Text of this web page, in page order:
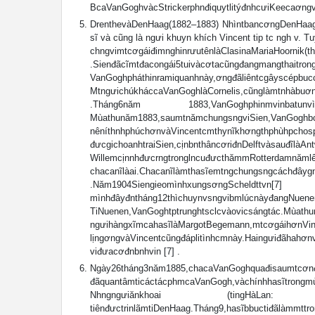
DrenthevàDenHaag(1882–1883)
sĩ và cũng là ngưi khuyn khích Vincent tip tc ngh v.
.Tháng6năm
viđưacơđnbnhvin [7] .
Nhngngưiănkhoai (tingHàLan: